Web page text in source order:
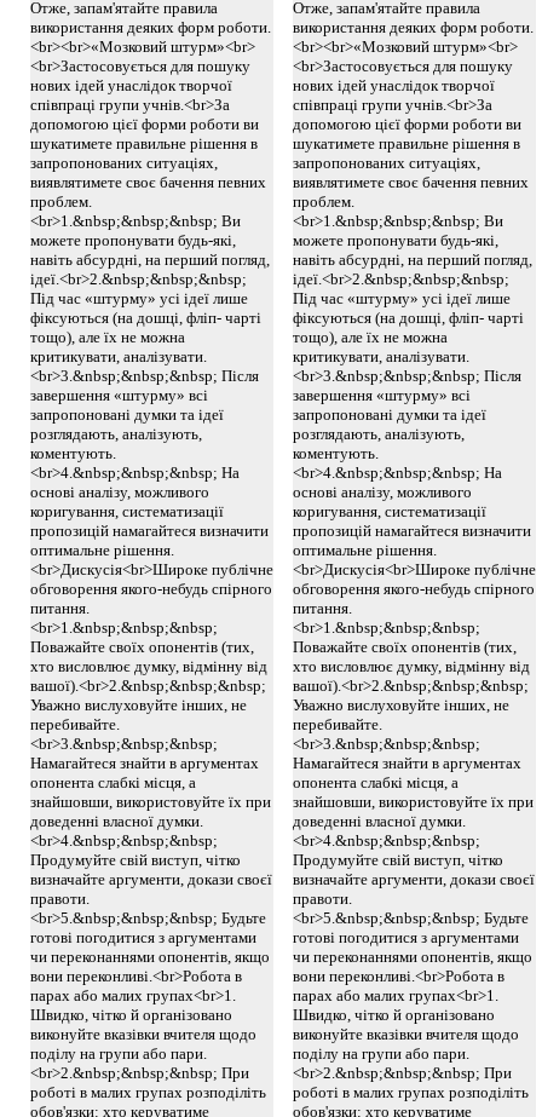
Отже, запам'ятайте правила
використання деяких форм роботи.
<br><br>«Мозковий штурм»<br>
<br>Застосовується для пошуку
нових ідей унаслідок творчої
співпраці групи учнів.<br>За
допомогою цієї форми роботи ви
шукатимете правильне рішення в
запропонованих ситуаціях,
виявлятимете своє бачення певних
проблем.
<br>1.&nbsp;&nbsp;&nbsp; Ви
можете пропонувати будь-які,
навіть абсурдні, на перший погляд,
ідеї.<br>2.&nbsp;&nbsp;&nbsp;
Під час «штурму» усі ідеї лише
фіксуються (на дошці, фліп- чарті
тощо), але їх не можна
критикувати, аналізувати.
<br>3.&nbsp;&nbsp;&nbsp; Після
завершення «штурму» всі
запропоновані думки та ідеї
розглядають, аналізують,
коментують.
<br>4.&nbsp;&nbsp;&nbsp; На
основі аналізу, можливого
коригування, систематизації
пропозицій намагайтеся визначити
оптимальне рішення.
<br>Дискусія<br>Широке публічне
обговорення якого-небудь спірного
питання.
<br>1.&nbsp;&nbsp;&nbsp;
Поважайте своїх опонентів (тих,
хто висловлює думку, відмінну від
вашої).<br>2.&nbsp;&nbsp;&nbsp;
Уважно вислуховуйте інших, не
перебивайте.
<br>3.&nbsp;&nbsp;&nbsp;
Намагайтеся знайти в аргументах
опонента слабкі місця, а
знайшовши, використовуйте їх при
доведенні власної думки.
<br>4.&nbsp;&nbsp;&nbsp;
Продумуйте свій виступ, чітко
визначайте аргументи, докази своєї
правоти.
<br>5.&nbsp;&nbsp;&nbsp; Будьте
готові погодитися з аргументами
чи переконаннями опонентів, якщо
вони переконливі.<br>Робота в
парах або малих групах<br>1.
Швидко, чітко й організовано
виконуйте вказівки вчителя щодо
поділу на групи або пари.
<br>2.&nbsp;&nbsp;&nbsp; При
роботі в малих групах розподіліть
обов'язки: хто керуватиме
Отже, запам'ятайте правила
використання деяких форм роботи.
<br><br>«Мозковий штурм»<br>
<br>Застосовується для пошуку
нових ідей унаслідок творчої
співпраці групи учнів.<br>За
допомогою цієї форми роботи ви
шукатимете правильне рішення в
запропонованих ситуаціях,
виявлятимете своє бачення певних
проблем.
<br>1.&nbsp;&nbsp;&nbsp; Ви
можете пропонувати будь-які,
навіть абсурдні, на перший погляд,
ідеї.<br>2.&nbsp;&nbsp;&nbsp;
Під час «штурму» усі ідеї лише
фіксуються (на дошці, фліп- чарті
тощо), але їх не можна
критикувати, аналізувати.
<br>3.&nbsp;&nbsp;&nbsp; Після
завершення «штурму» всі
запропоновані думки та ідеї
розглядають, аналізують,
коментують.
<br>4.&nbsp;&nbsp;&nbsp; На
основі аналізу, можливого
коригування, систематизації
пропозицій намагайтеся визначити
оптимальне рішення.
<br>Дискусія<br>Широке публічне
обговорення якого-небудь спірного
питання.
<br>1.&nbsp;&nbsp;&nbsp;
Поважайте своїх опонентів (тих,
хто висловлює думку, відмінну від
вашої).<br>2.&nbsp;&nbsp;&nbsp;
Уважно вислуховуйте інших, не
перебивайте.
<br>3.&nbsp;&nbsp;&nbsp;
Намагайтеся знайти в аргументах
опонента слабкі місця, а
знайшовши, використовуйте їх при
доведенні власної думки.
<br>4.&nbsp;&nbsp;&nbsp;
Продумуйте свій виступ, чітко
визначайте аргументи, докази своєї
правоти.
<br>5.&nbsp;&nbsp;&nbsp; Будьте
готові погодитися з аргументами
чи переконаннями опонентів, якщо
вони переконливі.<br>Робота в
парах або малих групах<br>1.
Швидко, чітко й організовано
виконуйте вказівки вчителя щодо
поділу на групи або пари.
<br>2.&nbsp;&nbsp;&nbsp; При
роботі в малих групах розподіліть
обов'язки: хто керуватиме